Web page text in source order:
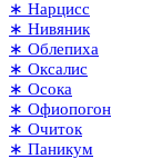
∗ Нарцисс
∗ Нивяник
∗ Облепиха
∗ Оксалис
∗ Осока
∗ Офиопогон
∗ Очиток
∗ Паникум